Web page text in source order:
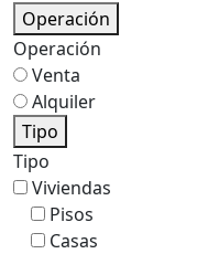
Operación
Operación
Venta
Alquiler
Tipo
Tipo
Viviendas
Pisos
Casas